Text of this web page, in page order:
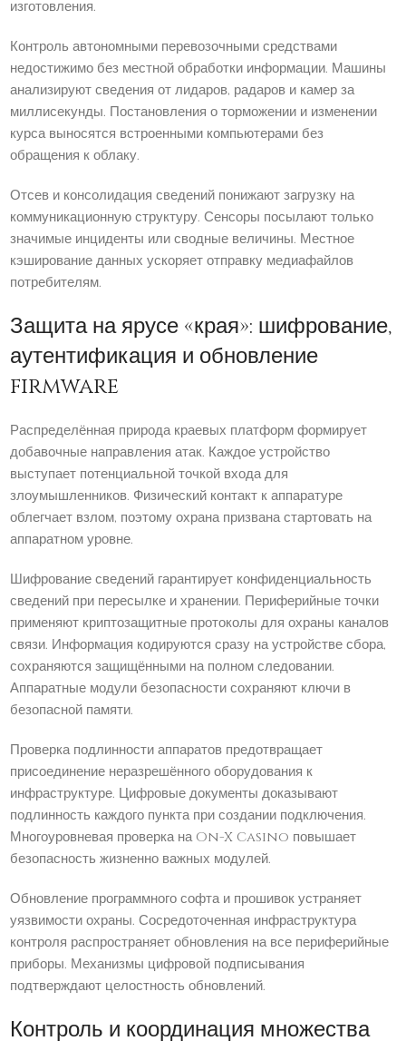
изготовления.
Контроль автономными перевозочными средствами
недостижимо без местной обработки информации. Машины
анализируют сведения от лидаров, радаров и камер за
миллисекунды. Постановления о торможении и изменении
курса выносятся встроенными компьютерами без
обращения к облаку.
Отсев и консолидация сведений понижают загрузку на
коммуникационную структуру. Сенсоры посылают только
значимые инциденты или сводные величины. Местное
кэширование данных ускоряет отправку медиафайлов
потребителям.
Защита на ярусе «края»: шифрование,
аутентификация и обновление
firmware
Распределённая природа краевых платформ формирует
добавочные направления атак. Каждое устройство
выступает потенциальной точкой входа для
злоумышленников. Физический контакт к аппаратуре
облегчает взлом, поэтому охрана призвана стартовать на
аппаратном уровне.
Шифрование сведений гарантирует конфиденциальность
сведений при пересылке и хранении. Периферийные точки
применяют криптозащитные протоколы для охраны каналов
связи. Информация кодируются сразу на устройстве сбора,
сохраняются защищёнными на полном следовании.
Аппаратные модули безопасности сохраняют ключи в
безопасной памяти.
Проверка подлинности аппаратов предотвращает
присоединение неразрешённого оборудования к
инфраструктуре. Цифровые документы доказывают
подлинность каждого пункта при создании подключения.
Многоуровневая проверка на On-X Casino повышает
безопасность жизненно важных модулей.
Обновление программного софта и прошивок устраняет
уязвимости охраны. Сосредоточенная инфраструктура
контроля распространяет обновления на все периферийные
приборы. Механизмы цифровой подписывания
подтверждают целостность обновлений.
Контроль и координация множества